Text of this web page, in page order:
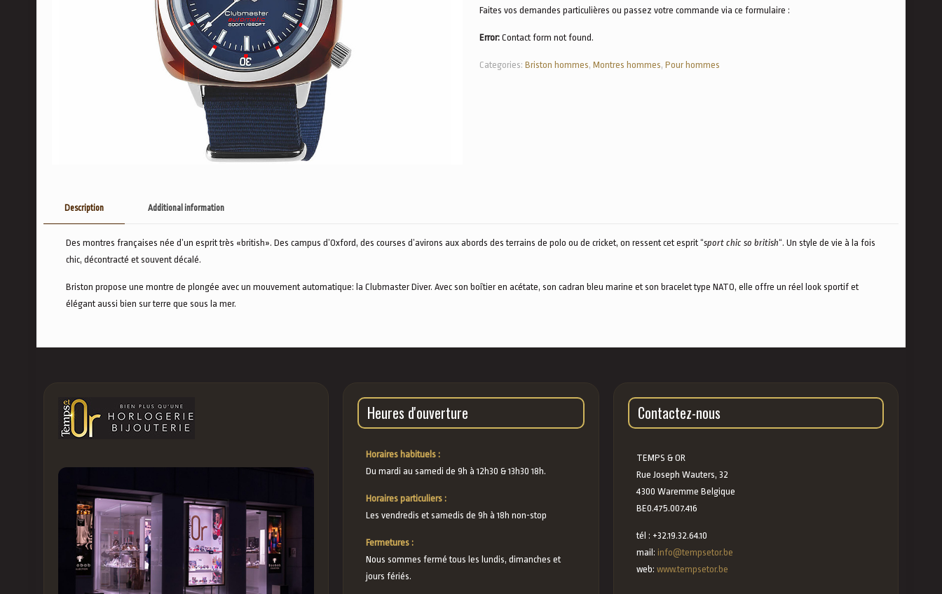
Faites vos demandes particulières ou passez votre commande via ce formulaire :
Error: Contact form not found.
Categories: Briston hommes, Montres hommes, Pour hommes
Description Additional information
Des montres françaises née d’un esprit très «british». Des campus d’Oxford, des courses d’avirons aux abords des terrains de polo ou de cricket, on ressent cet esprit “sport chic so british“. Un style de vie à la fois
chic, décontracté et souvent décalé.
Briston propose une montre de plongée avec un mouvement automatique: la Clubmaster Diver. Avec son boîtier en acétate, son cadran bleu marine et son bracelet type NATO, elle offre un réel look sportif et
élégant aussi bien sur terre que sous la mer.
Heures d'ouverture
Horaires habituels :
Du mardi au samedi de 9h à 12h30 & 13h30 18h.
Horaires particuliers :
Les vendredis et samedis de 9h à 18h non-stop
Fermetures :
Nous sommes fermé tous les lundis, dimanches et
jours fériés.
Contactez-nous
TEMPS & OR
Rue Joseph Wauters, 32
4300 Waremme Belgique
BE0.475.007.416
tél : +32.19.32.64.10
mail: info@tempsetor.be
web:www.tempsetor.be